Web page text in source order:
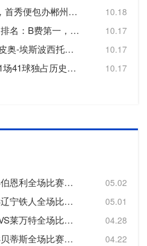
五人制足球国脚助阵湘超，首秀便包办郴州队三个进球 10.18
扎卡为3名英超中场做实力排名：B费第一，维尔茨第二，帕尔默第三 10.17
雷特吉：罚丢点球很生气 皮奥-埃斯波西托踢得非常好 10.17
世预赛历史射手榜：C罗51场41球独占历史射手王，梅西72场36球第3 10.17
2026年05月02日利兹联VS伯恩利全场比赛录像回放 05.02
2026年05月01日河南队VS辽宁铁人全场比赛录像回放 05.01
2026年04月28日西班牙人VS莱万特全场比赛录像回放 04.28
2026年04月22日赫罗纳VS贝蒂斯全场比赛录像回放 04.22